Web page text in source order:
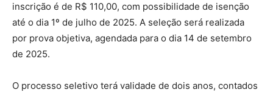
inscrição é de R$ 110,00, com possibilidade de isenção
até o dia 1º de julho de 2025. A seleção será realizada
por prova objetiva, agendada para o dia 14 de setembro
de 2025.
O processo seletivo terá validade de dois anos, contados